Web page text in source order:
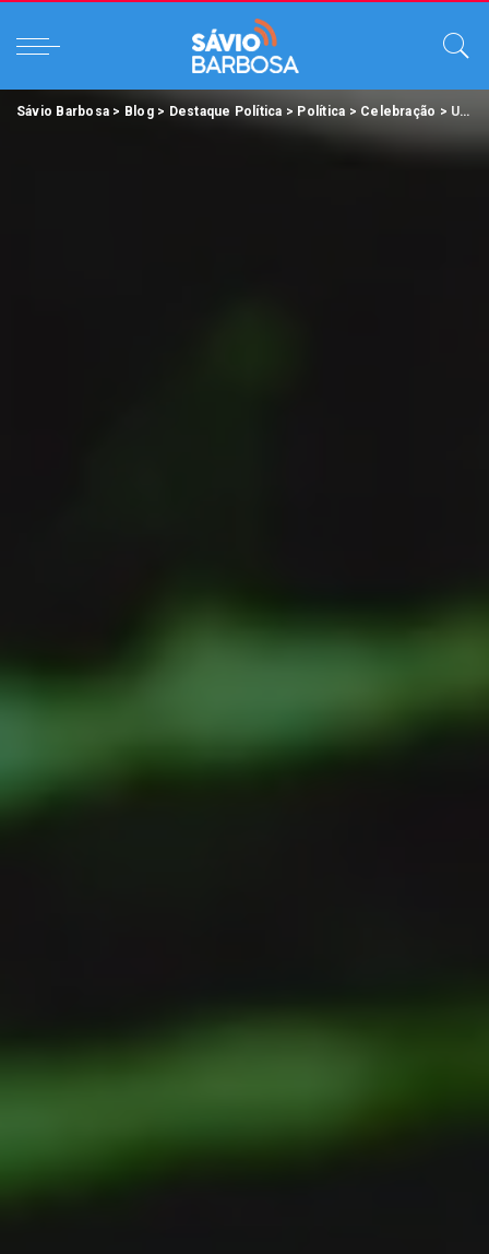
Sávio Barbosa > Blog> Destaque Política > Política > Celebração > UNIESAMAZ celebra 20 anos com festa em comemoração ao seu Aniversário.